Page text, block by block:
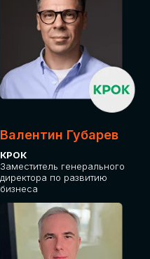
Валентин Губарев
КРОК
Заместитель генерального
директора по развитию
бизнеса